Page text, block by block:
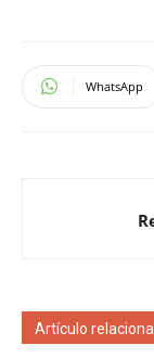
WhatsApp
Artículo